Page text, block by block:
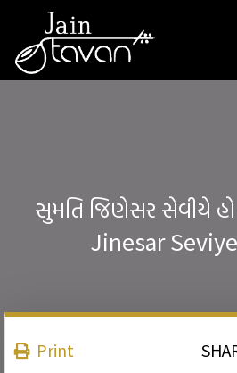
સુમતિ જિણેસર સેવીયે
Jinesar
Print